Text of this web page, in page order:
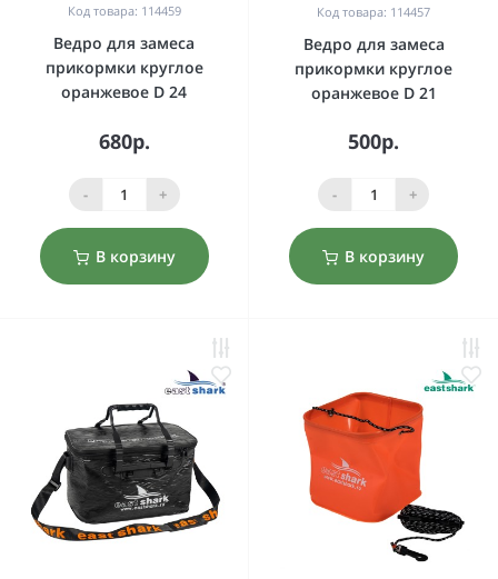
Код товара: 114459
Ведро для замеса
прикормки круглое
оранжевое D 24
680р.
- +
В корзину
Код товара: 114457
Ведро для замеса
прикормки круглое
оранжевое D 21
500р.
- +
В корзину